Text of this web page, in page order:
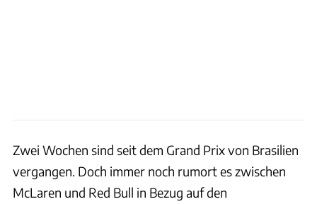
Zwei Wochen sind seit dem Grand Prix von Brasilien
vergangen. Doch immer noch rumort es zwischen
McLaren und Red Bull in Bezug auf den